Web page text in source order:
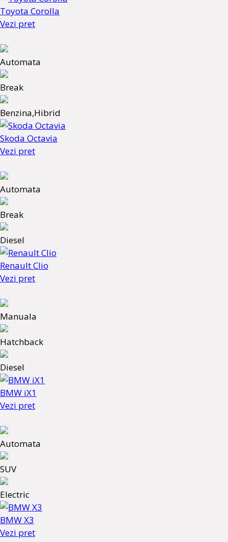
Toyota Corolla
Vezi pret
Automata
Break
Benzina,Hibrid
Skoda Octavia
Vezi pret
Automata
Break
Diesel
Renault Clio
Vezi pret
Manuala
Hatchback
Diesel
BMW iX1
Vezi pret
Automata
SUV
Electric
BMW X3
Vezi pret